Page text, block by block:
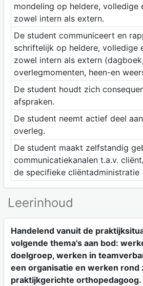
mondeling op heldere, volledige
zowel intern als extern.
De student communiceert en
schriftelijk op heldere, volledige
zowel intern als extern
overlegmomenten, heen-en
De student houdt zich
afspraken.
De student neemt actief deel
overleg.
De student maakt zelfstandig
communicatiekanalen t.a.v.
de specifieke cliëntadministratie
Leerinhoud
Handelend vanuit de
volgende thema's aan bod:
doelgroep, werken in
een organisatie en werken rond
praktijkgerichte orthopedagoog.